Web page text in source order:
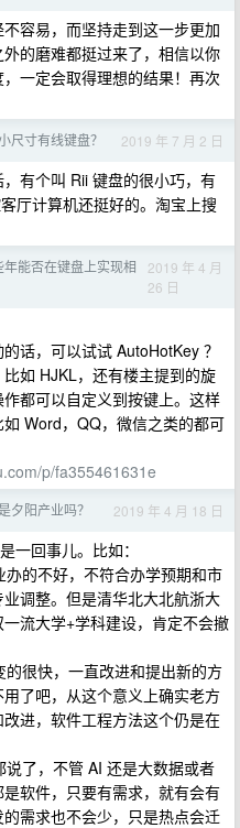
容易，而坚持走到这一步更加
的磨难都挺过来了，相信以你
一定会取得理想的结果！再次
尺寸有线键盘？ 2019 年 7 月 2 日
有个叫 Rii 键盘的很小巧，有
厅计算机还挺好的。淘宝上搜
年能否在键盘上实现相
2019 年 4 月
26 日
话，可以试试 AutoHotKey ？
如 HJKL，还有楼主提到的旋
都可以自定义到按键上。这样
Word，QQ，微信之类的都可
p/fa355461631e
夕阳产业吗？ 2019 年 4 月 18 日
一回事儿。比如：
的不好，不符合办学预期和市
调整。但是清华北大北航浙大
流大学+学科建设，肯定不会撤
很快，一直改进和提出新的方
了吧，从这个意义上确实老方
进，软件工程方法这个仍是在
了，不管 AI 还是大数据或者
软件，只要有需求，就有会有
需求也不会少，只是热点会迁